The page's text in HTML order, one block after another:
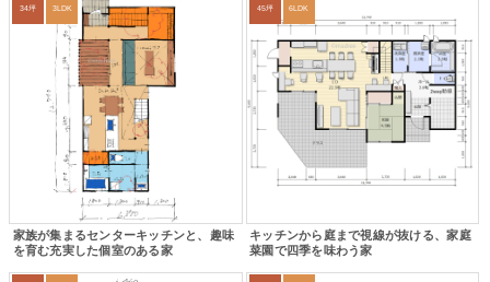
34坪 3LDK
家族が集まるセンターキッチンと、趣味
を育む充実した個室のある家
45坪 6LDK
キッチンから庭まで視線が抜ける、家庭
菜園で四季を味わう家